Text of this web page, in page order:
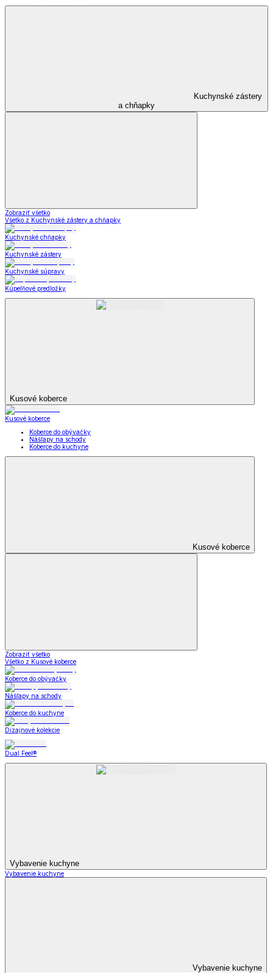
Kuchynské zástery
a chňapky
Zobraziť všetko
Všetko z Kuchynské zástery a chňapky
Kuchynské chňapky
Kuchynské zástery
Kuchynské súpravy
Kúpeľňové predložky
Kusové koberce
Kusové koberce
Koberce do obývačky
Nášľapy na schody
Koberce do kuchyne
Kusové koberce
Zobraziť všetko
Všetko z Kusové koberce
Koberce do obývačky
Nášľapy na schody
Koberce do kuchyne
Dizajnové kolekcie
Dual Feel®
Vybavenie kuchyne
Vybavenie kuchyne
Vybavenie kuchyne